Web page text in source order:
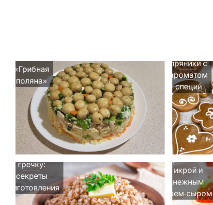
«Грибная
поляна»
пряники с
ароматом
специй
Как варить
гречку:
секреты
приготовления
Изысканные
икрой и
нежным
крем-сыром